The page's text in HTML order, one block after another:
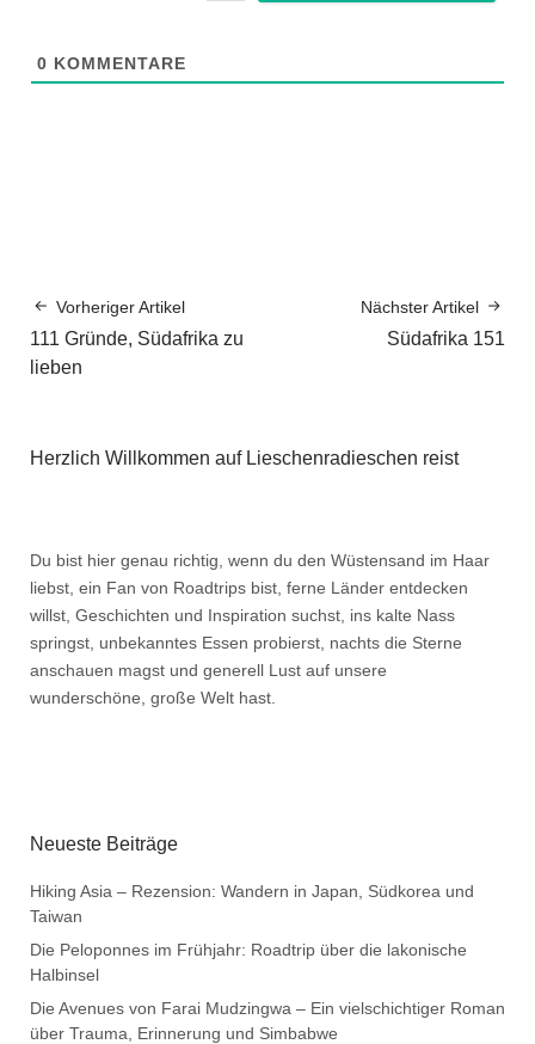
0 KOMMENTARE
Vorheriger Artikel
111 Gründe, Südafrika zu
lieben
Nächster Artikel
Südafrika 151
Herzlich Willkommen auf Lieschenradieschen reist
Du bist hier genau richtig, wenn du den Wüstensand im Haar
liebst, ein Fan von Roadtrips bist, ferne Länder entdecken
willst, Geschichten und Inspiration suchst, ins kalte Nass
springst, unbekanntes Essen probierst, nachts die Sterne
anschauen magst und generell Lust auf unsere
wunderschöne, große Welt hast.
Neueste Beiträge
Hiking Asia – Rezension: Wandern in Japan, Südkorea und
Taiwan
Die Peloponnes im Frühjahr: Roadtrip über die lakonische
Halbinsel
Die Avenues von Farai Mudzingwa – Ein vielschichtiger Roman
über Trauma, Erinnerung und Simbabwe